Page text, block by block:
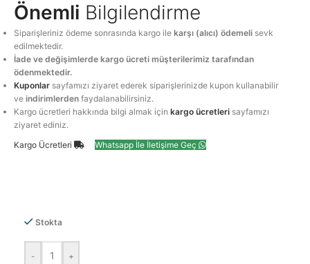
Önemli Bilgilendirme
Siparişleriniz ödeme sonrasında kargo ilekarşı (alıcı) ödemeli sevk
edilmektedir.
İade ve değişimlerde kargo ücreti müşterilerimiz tarafından
ödenmektedir.
Kuponlar sayfamızı ziyaret ederek siparişlerinizde kupon kullanabilir
veindirimlerden faydalanabilirsiniz.
Kargo ücretleri hakkında bilgi almak içinkargo ücretleri sayfamızı
ziyaret ediniz.
Kargo Ücretleri
Whatsapp İle İletişime Geç
Stokta
- +